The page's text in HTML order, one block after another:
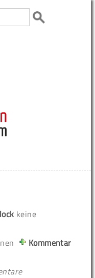
keine
Kommentar